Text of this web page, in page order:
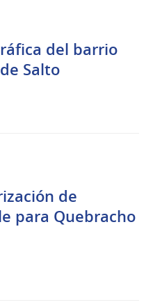
del barrio
Salto
de
para Quebracho